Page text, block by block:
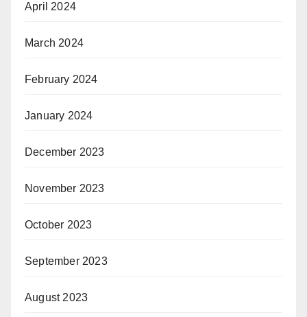
April 2024
March 2024
February 2024
January 2024
December 2023
November 2023
October 2023
September 2023
August 2023